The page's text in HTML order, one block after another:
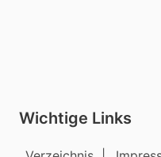
Wichtige Links